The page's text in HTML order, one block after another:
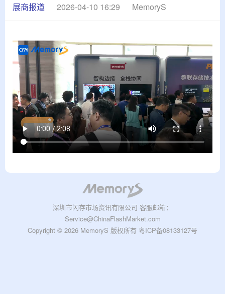
展商报道 2026-04-10 16:29 MemoryS
深圳市闪存市场资讯有限公司 客服邮箱：
Service@ChinaFlashMarket.com
Copyright © 2026 MemoryS 版权所有 粤ICP备08133127号